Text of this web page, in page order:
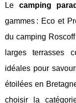
Le camping
gammes : Eco et
du camping
larges terrasses
idéales pour
étoilées en
choisir la